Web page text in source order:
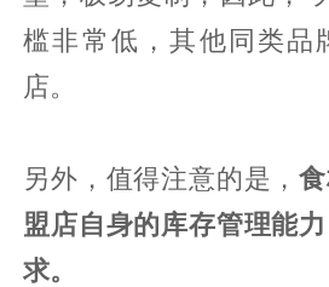
槛非常低，其他同类品
店。
另外，值得注意的是，
盟店自身的库存管理能
求。